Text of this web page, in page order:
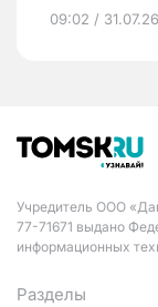
09:02 / 31.07.26
Учредитель ООО
77-71671 выдано
информационных
Разделы